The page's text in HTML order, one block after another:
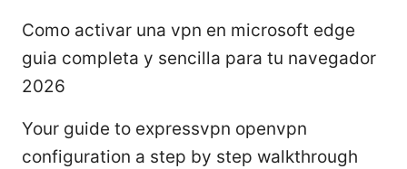
Como activar una vpn en microsoft edge
guia completa y sencilla para tu navegador
2026
Your guide to expressvpn openvpn
configuration a step by step walkthrough